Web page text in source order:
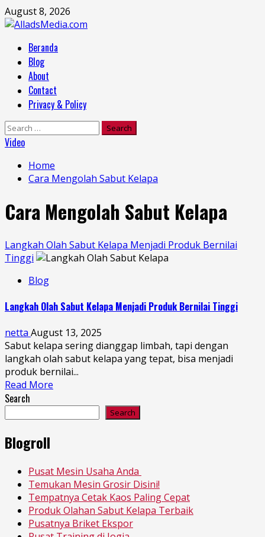
Skip
to
August 8, 2026
MenuBeranda
Blog
About
Contact
Privacy & Policy
Search
for:
Video
Home
Cara Mengolah Sabut Kelapa
Cara Mengolah Sabut Kelapa
Langkah Olah Sabut Kelapa Menjadi Produk Bernilai
Tinggi
Blog
Langkah Olah Sabut Kelapa Menjadi Produk Bernilai Tinggi
netta August 13, 2025
Sabut kelapa sering dianggap limbah, tapi dengan
langkah olah sabut kelapa yang tepat, bisa menjadi
produk bernilai...
Read More
Search
Search
Blogroll
Pusat Mesin Usaha Anda
Temukan Mesin Grosir Disini!
Tempatnya Cetak Kaos Paling Cepat
Produk Olahan Sabut Kelapa Terbaik
Pusatnya Briket Ekspor